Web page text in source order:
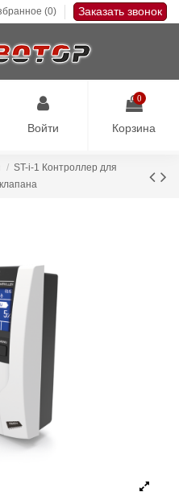
(0) Заказать звонок
Войти
0
Корзина
ST-i-1 Контроллер для